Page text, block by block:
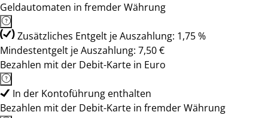
Geldautomaten in fremder Währung
Zusätzliches Entgelt je Auszahlung: 1,75 %
Mindestentgelt je Auszahlung: 7,50 €
Bezahlen mit der Debit-Karte in Euro
In der Kontoführung enthalten
Bezahlen mit der Debit-Karte in fremder Währung